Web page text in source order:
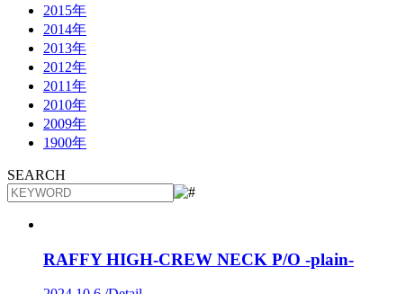
2015年
2014年
2013年
2012年
2011年
2010年
2009年
1900年
SEARCH
RAFFY HIGH-CREW NECK P/O -plain-